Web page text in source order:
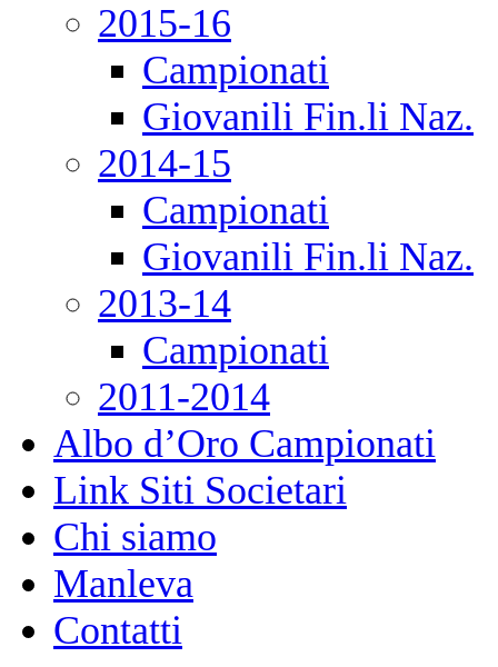
2015-16
Campionati
Giovanili Fin.li Naz.
2014-15
Campionati
Giovanili Fin.li Naz.
2013-14
Campionati
2011-2014
Albo d’Oro Campionati
Link Siti Societari
Chi siamo
Manleva
Contatti